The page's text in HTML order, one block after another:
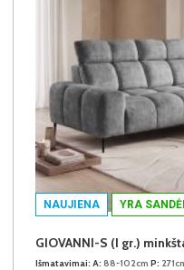
NAUJIENA YRA
Išmatavimai: A: 88-102cm P: